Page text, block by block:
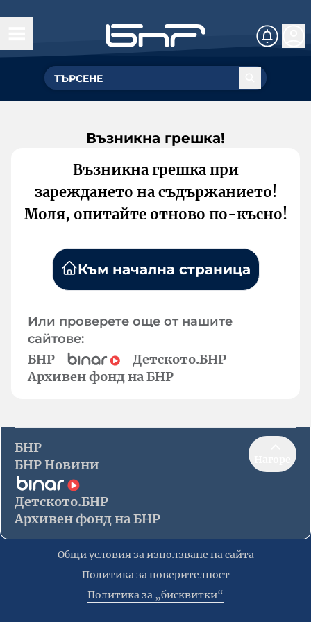
Възникна грешка!
Възникна грешка при
зареждането на съдържанието!
Моля, опитайте отново по-късно!
Към начална страница
Или проверете още от нашите
сайтове:
БНР
Детското.БНР
Архивен фонд на БНР
БНР
БНР Новини
Детското.БНР
Архивен фонд на БНР
Общи условия за използване на сайта
Политика за поверителност
Политика за „бисквитки“